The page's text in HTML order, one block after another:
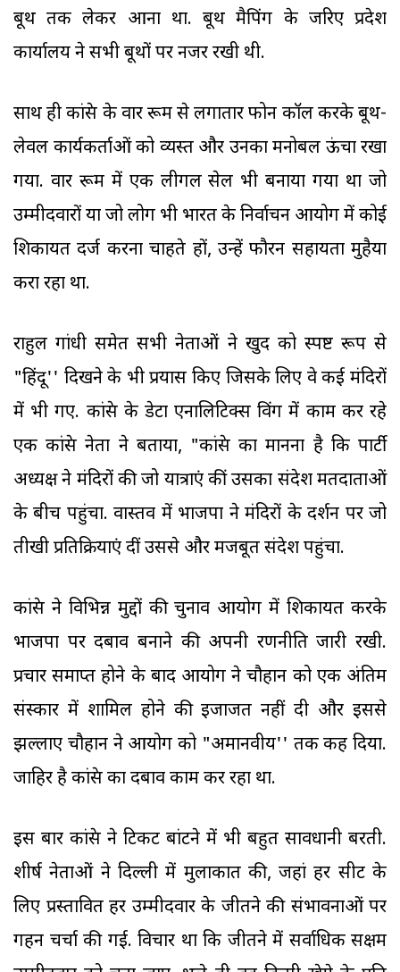
बूथ तक लेकर आना था. बूथ मैपिंग के जरिए प्रदेश
कार्यालय ने सभी बूथों पर नजर रखी थी.
साथ ही कांग्रेस के वार रूम से लगातार फोन कॉल करके बूथ-
लेवल कार्यकर्ताओं को व्यस्त और उनका मनोबल ऊंचा रखा
गया. वार रूम में एक लीगल सेल भी बनाया गया था जो
उम्मीदवारों या जो लोग भी भारत के निर्वाचन आयोग में कोई
शिकायत दर्ज करना चाहते हों, उन्हें फौरन सहायता मुहैया
करा रहा था.
राहुल गांधी समेत सभी नेताओं ने खुद को स्पष्ट रूप से
"हिंदू'' दिखने के भी प्रयास किए जिसके लिए वे कई मंदिरों
में भी गए. कांग्रेस के डेटा एनालिटिक्स विंग में काम कर रहे
एक कांग्रेस नेता ने बताया, "कांग्रेस का मानना है कि पार्टी
अध्यक्ष ने मंदिरों की जो यात्राएं कीं उसका संदेश मतदाताओं
के बीच पहुंचा. वास्तव में भाजपा ने मंदिरों के दर्शन पर जो
तीखी प्रतिक्रियाएं दीं उससे और मजबूत संदेश पहुंचा.
कांग्रेस ने विभिन्न मुद्दों की चुनाव आयोग में शिकायत करके
भाजपा पर दबाव बनाने की अपनी रणनीति जारी रखी.
प्रचार समाप्त होने के बाद आयोग ने चौहान को एक अंतिम
संस्कार में शामिल होने की इजाजत नहीं दी और इससे
झल्लाए चौहान ने आयोग को "अमानवीय'' तक कह दिया.
जाहिर है कांग्रेस का दबाव काम कर रहा था.
इस बार कांग्रेस ने टिकट बांटने में भी बहुत सावधानी बरती.
शीर्ष नेताओं ने दिल्ली में मुलाकात की, जहां हर सीट के
लिए प्रस्तावित हर उम्मीदवार के जीतने की संभावनाओं पर
गहन चर्चा की गई. विचार था कि जीतने में सर्वाधिक सक्षम